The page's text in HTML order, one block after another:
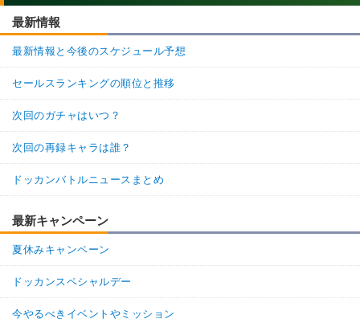
最新情報
最新情報と今後のスケジュール予想
セールスランキングの順位と推移
次回のガチャはいつ？
次回の再録キャラは誰？
ドッカンバトルニュースまとめ
最新キャンペーン
夏休みキャンペーン
ドッカンスペシャルデー
今やるべきイベントやミッション